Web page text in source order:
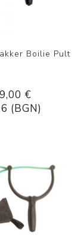
Boilie Pult
€
(BGN)